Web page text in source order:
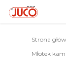
Strona
Młotek